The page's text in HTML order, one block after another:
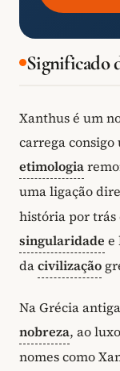
Significado
Xanthus é um
carrega
etimologia
uma ligação
história por trás
singularidade e
dacivilização
Na Grécia
nobreza, ao
nomes como